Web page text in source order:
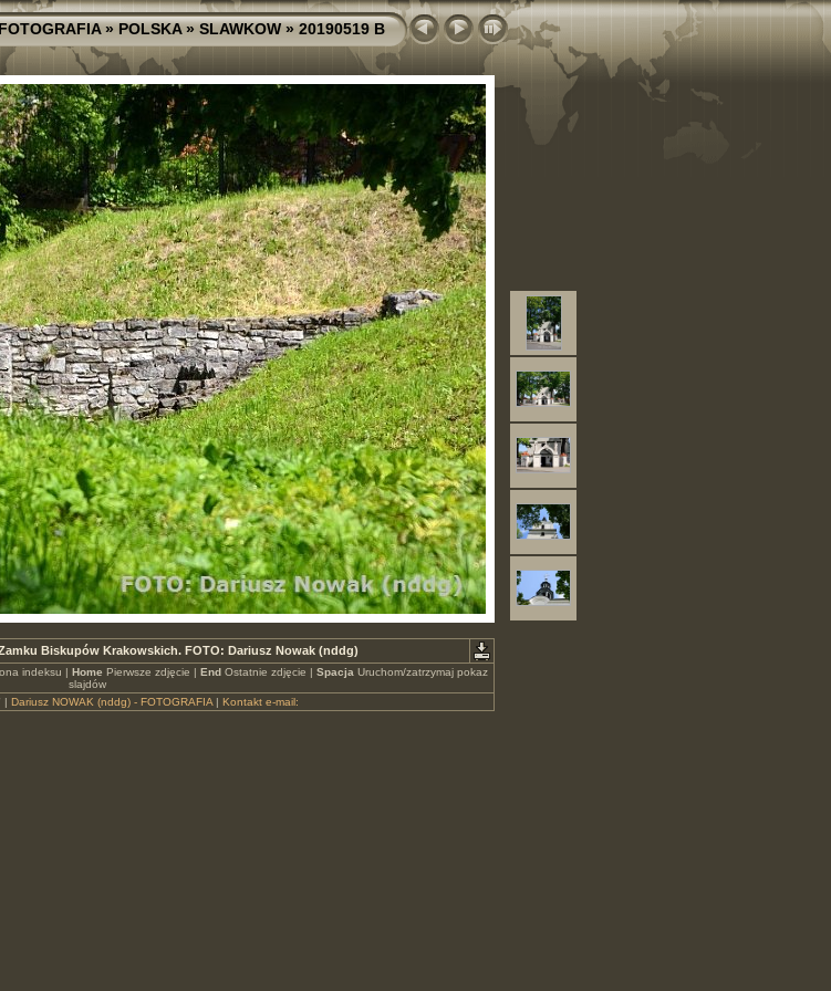
»POLSKA»SLAWKOW»20190519 B
Biskupów Krakowskich. FOTO: Dariusz Nowak (nddg)
indeksu | Home Pierwsze zdjęcie | EndOstatnie zdjęcie | Spacja Uruchom/zatrzymaj pokaz
slajdów
| Dariusz NOWAK (nddg) - FOTOGRAFIA| Kontakt e-mail: